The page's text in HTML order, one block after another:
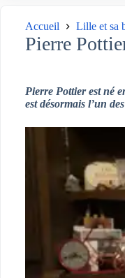
Accueil Lille et sa
Pierre
Pierre Pottier est né
est désormais l’un